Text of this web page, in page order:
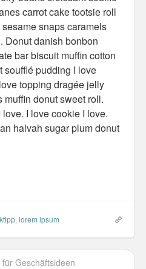
carrot cake tootsie roll
snaps caramels
Donut danish bonbon
bar biscuit muffin cotton
soufflé pudding I love
topping dragée jelly
donut sweet roll.
I love cookie I love.
halvah sugar plum donut
, lorem ipsum
Geschäftsideen